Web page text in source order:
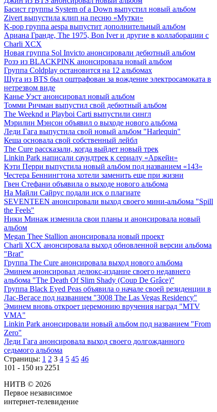
Басист группы System of a Down выпустил новый альбом
Zivert выпустила клип на песню «Мутки»
K-pop группа aespa выпустит дополнительный альбом
Ариана Гранде, The 1975, Bon Iver и другие в коллаборации с
Charli XCX
Новая группа Sol Invicto анонсировали дебютный альбом
Розэ из BLACKPINK анонсировала новый альбом
Группа Coldplay остановится на 12 альбомах
Шуга из BTS был оштрафован за вождение электросамоката в
нетрезвом виде
Канье Уэст анонсировал новый альбом
Томми Ричман выпустил свой дебютный альбом
The Weeknd и Playboi Carti выпустили сингл
Мэрилин Мэнсон объявил о выходе нового альбома
Леди Гага выпустила свой новый альбом "Harlequin"
Кеша основала свой собственный лейбл
The Cure рассказали, когда выйдет новый трек
Linkin Park написали саундтрек к сериалу «Аркейн»
Кэти Перри выпустила новый альбом под названием «143»
Честера Беннингтона хотели заменить еще при жизни
Гвен Стефани объявила о выходе нового альбома
На Майли Сайрус подали иск о плагиате
SEVENTEEN анонсировали выход своего мини-альбома "Spill
the Feels"
Ники Минаж изменила свои планы и анонсировала новый
альбом
Megan Thee Stallion анонсировала новый проект
Charli XCX анонсировала выход обновленной версии альбома
"Brat"
Группа The Cure анонсировала выход нового альбома
Эминем анонсировал делюкс-издание своего недавнего
альбома "The Death Of Slim Shady (Coup De Grâce)"
Группа Black Eyed Peas объявила о начале своей резиденции в
Лас-Вегасе под названием "3008 The Las Vegas Residency"
Эминем вновь откроет церемонию вручения наград "MTV
VMA"
Linkin Park анонсировали новый альбом под названием "From
Zero"
Леди Гага анонсировала выход своего долгожданного
седьмого альбома
Страницы: 1 2 3 4 5 45 46
101 - 150 из 2251
НИТВ © 2026
Первое независимое
интернет-телевидение